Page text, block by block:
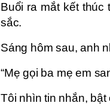
Buổi ra mắt kết
sắc.
Sáng hôm sau, anh
“Mẹ gọi ba mẹ em
Tôi nhìn tin nhắn, bật